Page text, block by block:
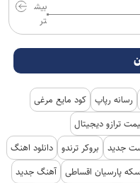
بیش
تر
رسانه رپاپ کود مایع مرغی
ترازو دیجیتال
جدید بروکر ترندو دانلود اهنگ
پارسیان اقساطی آهنگ جدید